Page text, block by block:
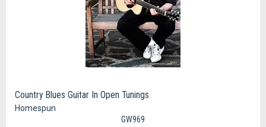
Country Blues Guitar In Open Tunings
Homespun
GW969